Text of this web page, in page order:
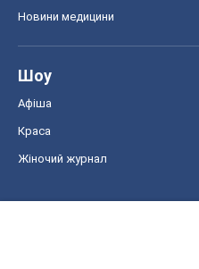
Новини медицини
Шоу
Афіша
Краса
Жіночий журнал